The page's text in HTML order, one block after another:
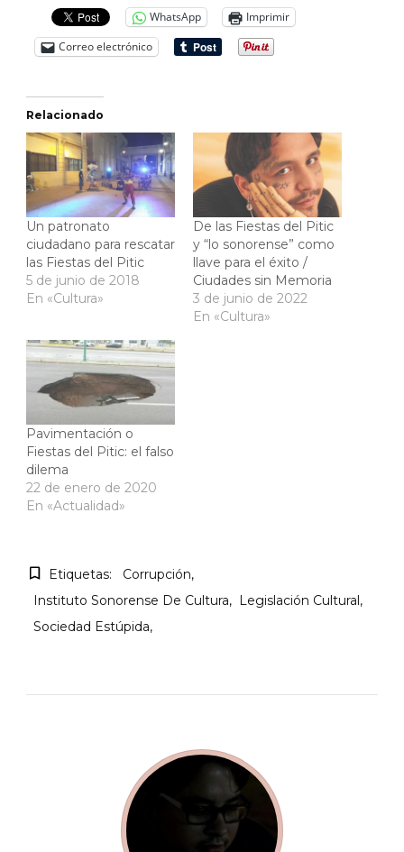
WhatsApp
Imprimir
Correo electrónico
Relacionado
Un patronato
ciudadano para rescatar
las Fiestas del Pitic
5 de junio de 2018
En «Cultura»
De las Fiestas del Pitic
y “lo sonorense” como
llave para el éxito /
Ciudades sin Memoria
3 de junio de 2022
En «Cultura»
Pavimentación o
Fiestas del Pitic: el falso
dilema
22 de enero de 2020
En «Actualidad»
Etiquetas:
Corrupción
Instituto Sonorense De Cultura
Legislación Cultural
Sociedad Estúpida